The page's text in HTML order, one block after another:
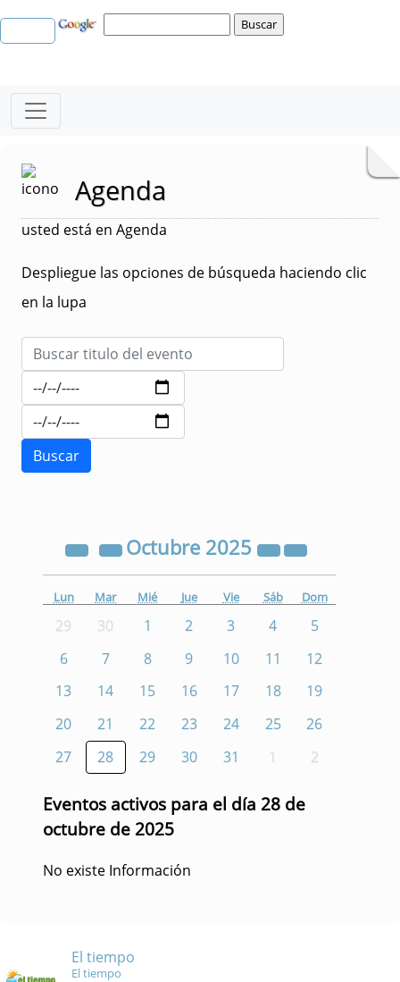
Agenda
usted está en Agenda
Despliegue las opciones de búsqueda haciendo clic
en la lupa
Octubre 2025
Lun Mar Mié Jue Vie Sáb Dom
29 30 1 2 3 4
5
6
7 8 9 10 11
12
13
14 15 16 17 18
19
20
21 22 23 24 25
26
27
28 29 30 31 1 2
Eventos activos para el día 28 de
octubre de 2025
No existe Información
El tiempo
El tiempo